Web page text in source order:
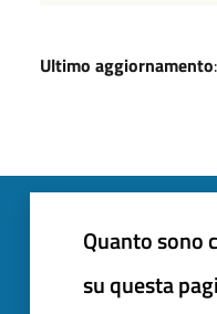
Ultimo aggiornamento
Quanto sono
su questa